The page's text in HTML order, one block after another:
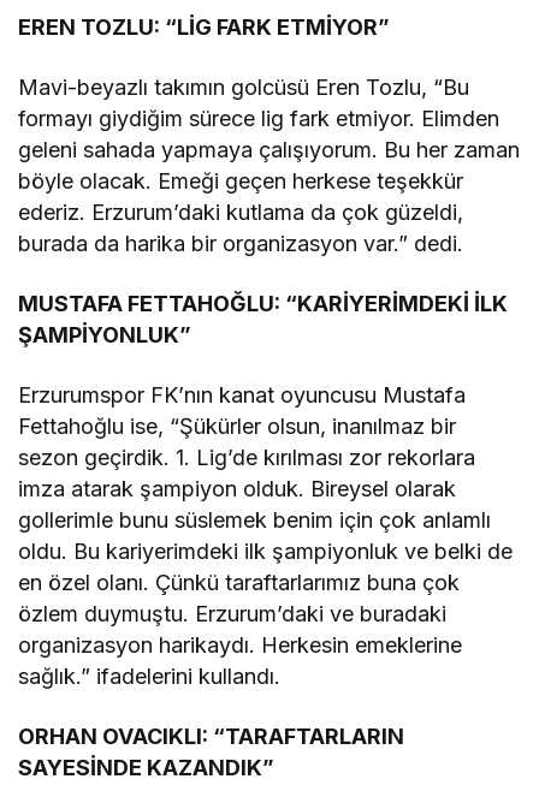
EREN TOZLU: “LİG FARK ETMİYOR”
Mavi-beyazlı takımın golcüsü Eren Tozlu, “Bu
formayı giydiğim sürece lig fark etmiyor. Elimden
geleni sahada yapmaya çalışıyorum. Bu her zaman
böyle olacak. Emeği geçen herkese teşekkür
ederiz. Erzurum’daki kutlama da çok güzeldi,
burada da harika bir organizasyon var.” dedi.
MUSTAFA FETTAHOĞLU: “KARİYERİMDEKİ İLK
ŞAMPİYONLUK”
Erzurumspor FK’nın kanat oyuncusu Mustafa
Fettahoğlu ise, “Şükürler olsun, inanılmaz bir
sezon geçirdik. 1. Lig’de kırılması zor rekorlara
imza atarak şampiyon olduk. Bireysel olarak
gollerimle bunu süslemek benim için çok anlamlı
oldu. Bu kariyerimdeki ilk şampiyonluk ve belki de
en özel olanı. Çünkü taraftarlarımız buna çok
özlem duymuştu. Erzurum’daki ve buradaki
organizasyon harikaydı. Herkesin emeklerine
sağlık.” ifadelerini kullandı.
ORHAN OVACIKLI: “TARAFTARLARIN
SAYESİNDE KAZANDIK”